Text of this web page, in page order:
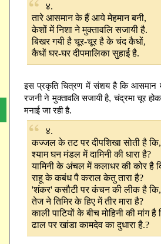
४.
तारे आसमान के हैं आये मेहमान बनी,
केशों में निशा ने मुक्तावलि सजायी है.
बिखर गयी है चूर-चूर है के चंद कैधों,
कैधों घर-घर दीपमालिका सुहाई है.
इस प्रकृति चित्रण में संशय है कि आसमान
रजनी ने मुक्तावलि सजायी है, चंद्रमा चूर
मनाई जा रही है.
४.
कज्जल के तट पर दीपशिखा सोती है कि,
श्याम घन मंडल में दामिनी की धारा है?
यामिनी के अंचल में कलाधर की कोर है
राहू के कबंध पै कराल केतु तारा है?
'शंकर' कसौटी पर कंचन की लीक है कि,
तेज ने तिमिर के हिए में तीर मारा है?
काली पाटियों के बीच मोहिनी की मांग है
ढाल पर खांडा कामदेव का दुधारा है.?